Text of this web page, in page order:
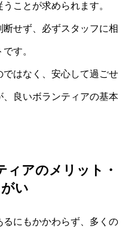
ことが求められます。
せず、必ずスタッフに相
す。
はなく、安心して過ごせ
良いボランティアの基本
ィアのメリット・
い
にもかかわらず、多くの